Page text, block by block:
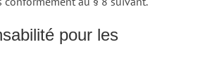
pour les